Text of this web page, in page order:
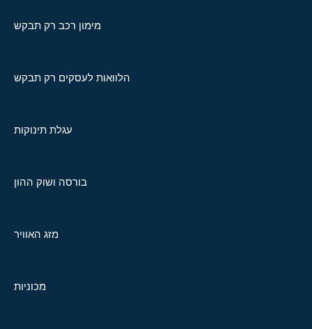
מימון רכב רק תבקש
הלוואות לעסקים רק תבקש
עגלת תינוקות
בורסה ושוק ההון
מזג האוויר
מכוניות